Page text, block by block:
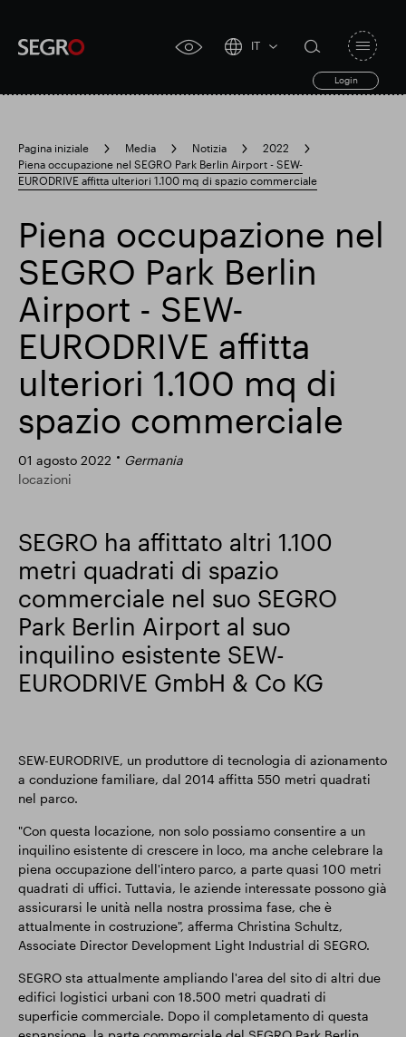
accessibility
IT
Login
search
form
search
Search
for
Ricerca popolare
Responsabile SEGRO
Slough proprietà commerciale
Risultati finanziari
Parco intelligente
toggle
Pagina iniziale Media Notizia
2022
Piena occupazione nel SEGRO Park Berlin Airport - SEW-
EURODRIVE affitta ulteriori 1.100 mq di spazio commerciale
Piena occupazione nel
SEGRO Park Berlin
Airport - SEW-
EURODRIVE affitta
ulteriori 1.100 mq di
spazio commerciale
01 agosto 2022
Germania
locazioni
SEGRO ha affittato altri 1.100
metri quadrati di spazio
commerciale nel suo SEGRO
Park Berlin Airport al suo
inquilino esistente SEW-
EURODRIVE GmbH & Co KG
SEW-EURODRIVE, un produttore di tecnologia di azionamento
a conduzione familiare, dal 2014 affitta 550 metri quadrati
nel parco.
"Con questa locazione, non solo possiamo consentire a un
inquilino esistente di crescere in loco, ma anche celebrare la
piena occupazione dell'intero parco, a parte quasi 100 metri
quadrati di uffici. Tuttavia, le aziende interessate possono già
assicurarsi le unità nella nostra prossima fase, che è
attualmente in costruzione", afferma Christina Schultz,
Associate Director Development Light Industrial di SEGRO.
SEGRO sta attualmente ampliando l'area del sito di altri due
edifici logistici urbani con 18.500 metri quadrati di
superficie commerciale. Dopo il completamento di questa